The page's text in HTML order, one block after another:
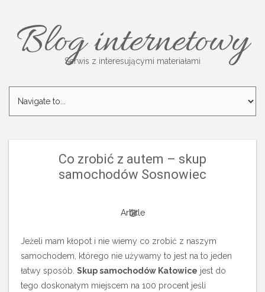
Blog internetowy
Serwis z interesującymi materiałami
Co zrobić z autem – skup
samochodów Sosnowiec
Article
Jeżeli mam kłopot i nie wiemy co zrobić z naszym
samochodem, którego nie używamy to jest na to jeden
łatwy sposób. Skup samochodów Katowice jest do
tego doskonałym miejscem na 100 procent jeśli